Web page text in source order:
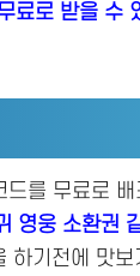
료로 받을 수
를 무료로
영웅 소환권
하기전에 맛